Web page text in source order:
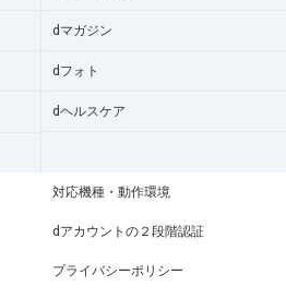
dマガジン
dフォト
dヘルスケア
対応機種・動作環境
dアカウントの２段階認証
プライバシーポリシー